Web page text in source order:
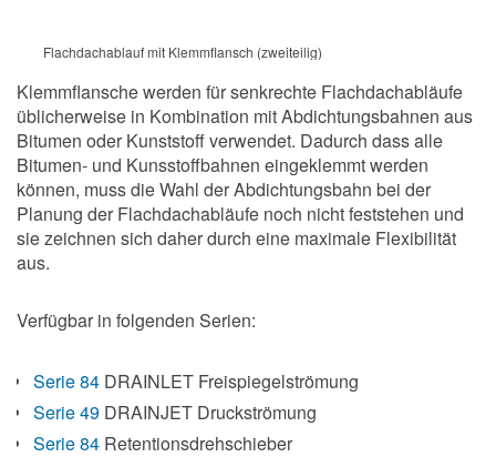
Flachdachablauf mit Klemmflansch (zweiteilig)
Klemmflansche werden für senkrechte Flachdachabläufe
üblicherweise in Kombination mit Abdichtungsbahnen aus
Bitumen oder Kunststoff verwendet. Dadurch dass alle
Bitumen- und Kunsstoffbahnen eingeklemmt werden
können, muss die Wahl der Abdichtungsbahn bei der
Planung der Flachdachabläufe noch nicht feststehen und
sie zeichnen sich daher durch eine maximale Flexibilität
aus.
Verfügbar in folgenden Serien:
Serie 84 DRAINLET Freispiegelströmung
Serie 49 DRAINJET Druckströmung
Serie 84 Retentionsdrehschieber